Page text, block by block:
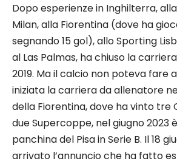
Dopo esperienze in Inghilterra,
Milan, alla Fiorentina (dove ha
segnando 15 gol), allo Sporting
al Las Palmas, ha chiuso la
2019. Ma il calcio non poteva fare
iniziata la carriera da allenatore
della Fiorentina, dove ha vinto tre
due Supercoppe, nel giugno 2023
panchina del Pisa in Serie B. Il 18
arrivato l’annuncio che ha fatto